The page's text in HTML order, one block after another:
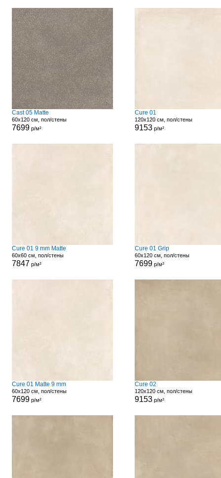
Cast 05 Matte
60x120 см, пол/стены
7699р/м²
Cure 01
120x120 см, пол/стены
9153р/м²
Cure 01 9 mm Matte
60x60 см, пол/стены
7847 р/м²
Cure 01 Grip
60x120 см, пол/стены
7699р/м²
Cure 01 Matte 9 mm
60x120 см, пол/стены
7699р/м²
Cure 02
120x120 см, пол/стены
9153р/м²